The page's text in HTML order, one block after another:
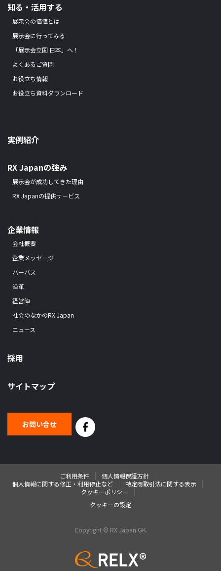
知る・活用する
展示会の価値とは
展示会に行ってみる
「展示会立国 日本」へ！
よくあるご質問
お役立ち情報
お役立ち資料ダウンロード
実例紹介
RX Japanの強み
展示会が成功してきた理由
RX Japanの提供サービス
企業情報
会社概要
企業メッセージ
パーパス
沿革
経営陣
社会のなかのRX Japan
ニュース
採用
サイトマップ
お問い合せ
ご利用条件
個人情報保護方針
個人情報に関する修正・利用停止など
特定商取引法に関する表示
クッキーポリシー
クッキーの設定
Copyright © RX Japan GK.